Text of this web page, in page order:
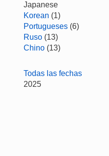
Japanese
Korean (1)
Portugueses (6)
Ruso (13)
Chino (13)
Todas las fechas
2025